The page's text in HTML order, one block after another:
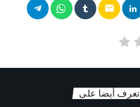
email
تعرف أيضا على